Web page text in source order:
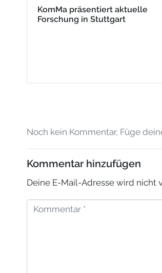
KomMa präsentiert aktuelle
Forschung in Stuttgart
Noch kein Kommentar, Füge
Kommentar hinzufügen
Deine E-Mail-Adresse wird nicht